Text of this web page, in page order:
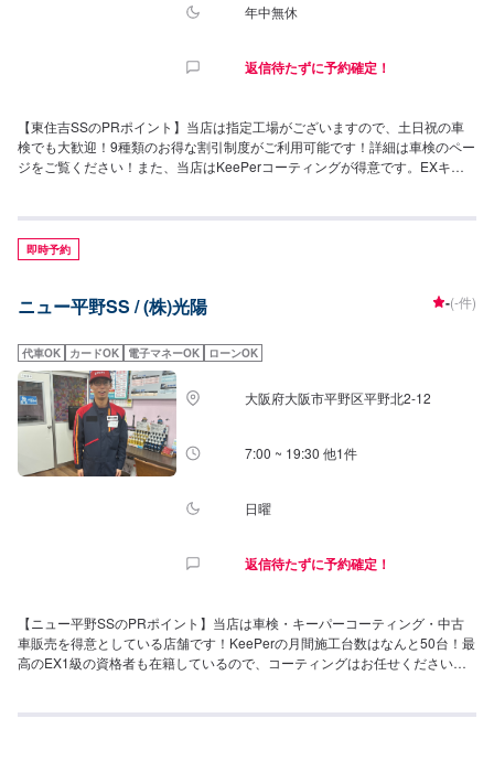
年中無休
返信待たずに予約確定！
【東住吉SSのPRポイント】当店は指定工場がございますので、土日祝の車
検でも大歓迎！9種類のお得な割引制度がご利用可能です！詳細は車検のペー
ジをご覧ください！また、当店はKeePerコーティングが得意です。EXキー
業時間]月~土：7:00~20:00日・祝：8:00~18:00【当店のキャンペーン情報】
今なら、エネオスアプリ会員になるとガソリンが10円引きです！【サービス
ルームの詳細】・椅子・トイレ・ゴミ箱・自販機・喫煙室のご用意がござい
す。大阪市立平野西小学校の近くです。また、南港通りの平野区役所の交差
即時予約
ニュー平野SS / (株)光陽 -(-件)
代車OK カードOK 電子マネーOK ローンOK
大阪府大阪市平野区平野北2-12
7:00 ~ 19:30 他1件
日曜
返信待たずに予約確定！
【ニュー平野SSのPRポイント】当店は車検・キーパーコーティング・中古
車販売を得意としている店舗です！KeePerの月間施工台数はなんと50台！最
高のEX1級の資格者も在籍しているので、コーティングはお任せください！
員になると、6大特典が付いてくる！【サービスルームの詳細】・椅子・トイ